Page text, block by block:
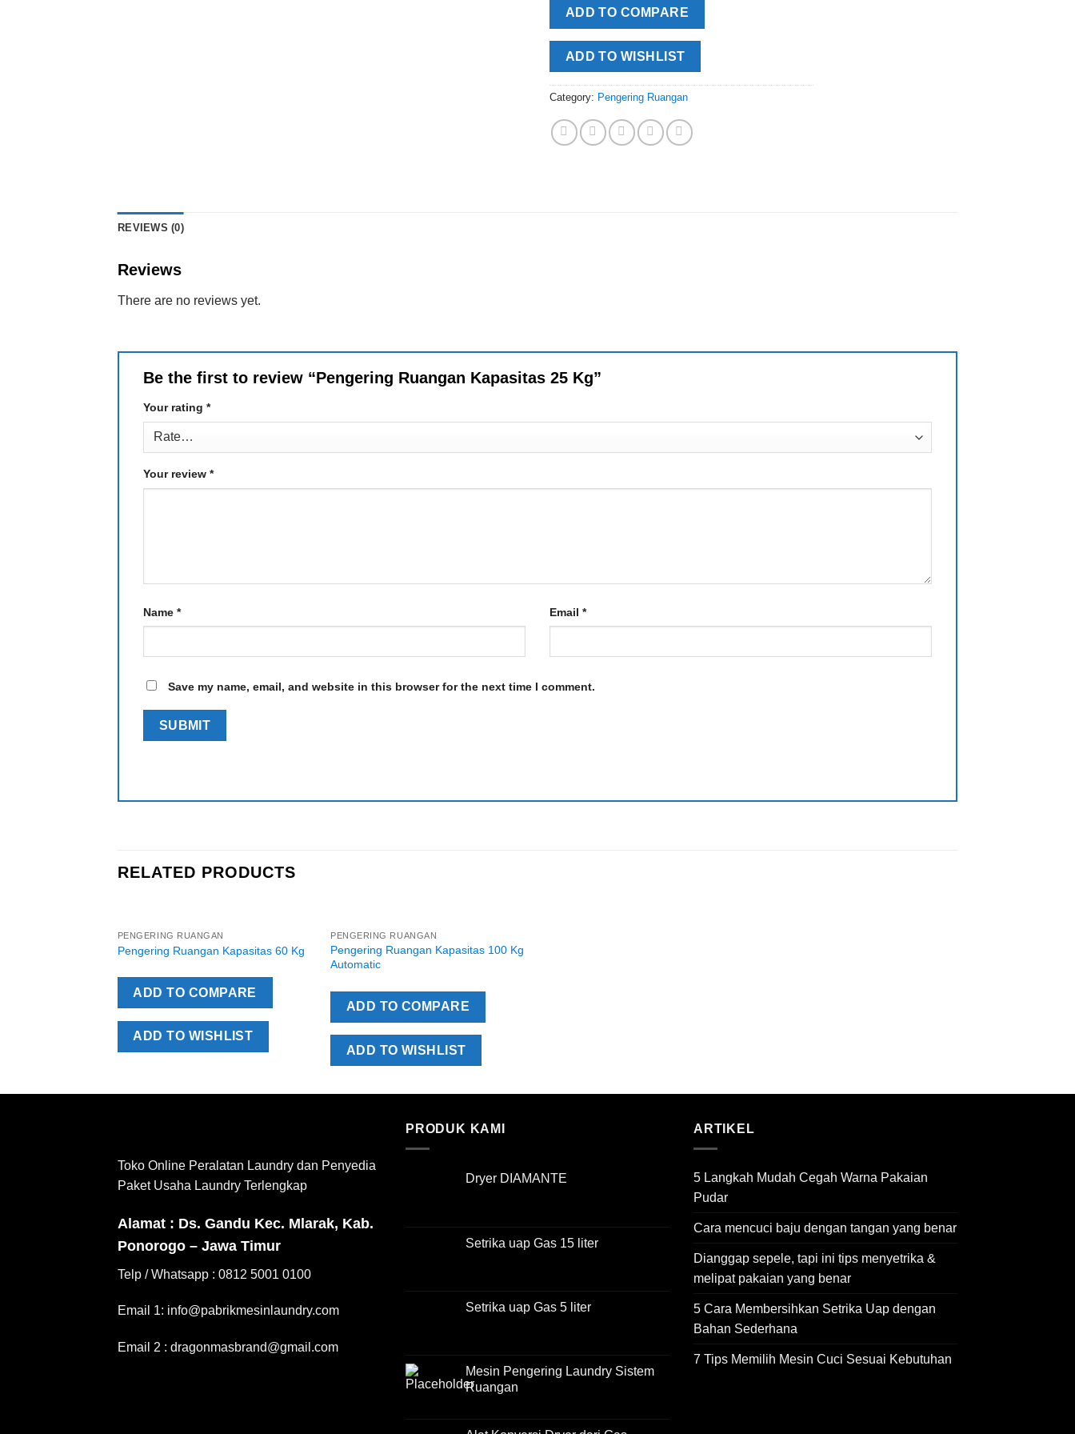
ADD TO COMPARE
ADD TO WISHLIST
Category: Pengering Ruangan
REVIEWS (0)
Reviews
There are no reviews yet.
Be the first to review “Pengering Ruangan Kapasitas 25 Kg”
Your rating *
Your review *
Name * Email *
Save my name, email, and website in this browser for the next time I comment.
RELATED PRODUCTS
Add to
Wishlist
PENGERING RUANGAN
Pengering Ruangan Kapasitas 60 Kg
ADD TO COMPARE
ADD TO WISHLIST
Add to
PENGERING RUANGAN
Pengering Ruangan Kapasitas 100 Kg
Automatic
ADD TO COMPARE
ADD TO WISHLIST
Toko Online Peralatan Laundry dan Penyedia
Paket Usaha Laundry Terlengkap
Alamat : Ds. Gandu Kec. Mlarak, Kab.
Ponorogo – Jawa Timur
Telp / Whatsapp : 0812 5001 0100
Email 1: info@pabrikmesinlaundry.com
Email 2 : dragonmasbrand@gmail.com
PRODUK KAMI
Dryer DIAMANTE
Setrika uap Gas 15 liter
Setrika uap Gas 5 liter
Mesin Pengering Laundry Sistem
Ruangan
ARTIKEL
5 Langkah Mudah Cegah Warna Pakaian
Pudar
Cara mencuci baju dengan tangan yang benar
Dianggap sepele, tapi ini tips menyetrika &
melipat pakaian yang benar
5 Cara Membersihkan Setrika Uap dengan
Bahan Sederhana
7 Tips Memilih Mesin Cuci Sesuai Kebutuhan